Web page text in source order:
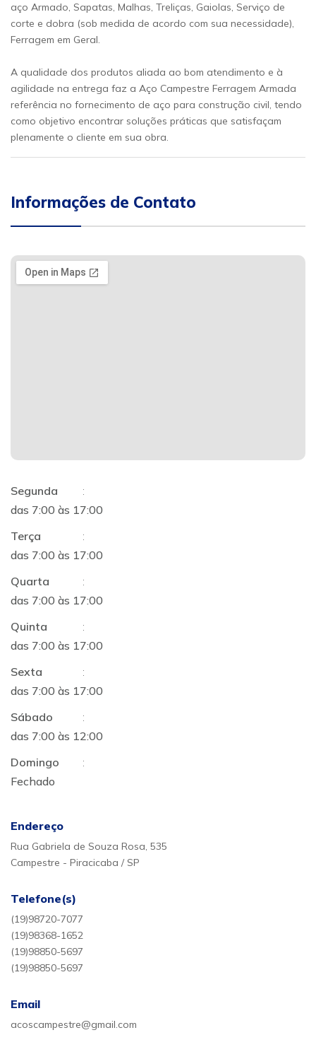
aço Armado, Sapatas, Malhas, Treliças, Gaiolas, Serviço de
corte e dobra (sob medida de acordo com sua necessidade),
Ferragem em Geral.
A qualidade dos produtos aliada ao bom atendimento e à
agilidade na entrega faz a Aço Campestre Ferragem Armada
referência no fornecimento de aço para construção civil, tendo
como objetivo encontrar soluções práticas que satisfaçam
plenamente o cliente em sua obra.
Informações de Contato
Segunda
:
das 7:00 às 17:00
Terça
:
das 7:00 às 17:00
Quarta
:
das 7:00 às 17:00
Quinta
:
das 7:00 às 17:00
Sexta
:
das 7:00 às 17:00
Sábado
:
das 7:00 às 12:00
Domingo
:
Fechado
Endereço
Rua Gabriela de Souza Rosa, 535
Campestre - Piracicaba / SP
Telefone(s)
(19)98720-7077
(19)98368-1652
(19)98850-5697
(19)98850-5697
Email
acoscampestre@gmail.com